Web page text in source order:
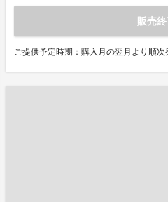
販売終
ご提供予定時期：購入月の翌月より順次